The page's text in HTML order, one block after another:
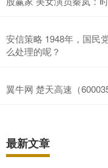
安信策略 1948年，国民
么处理的呢？
翼牛网 楚天高速（
最新文章